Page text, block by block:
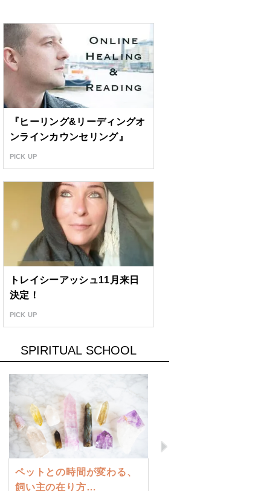
『ヒーリング&リーディングオ
ンラインカウンセリング』
PICK UP
トレイシーアッシュ11月来日
決定！
PICK UP
SPIRITUAL SCHOOL
Previous
ペットとの時間が変わる、
飼い主の在り方…